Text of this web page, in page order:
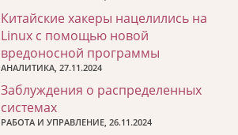
Китайские хакеры нацелились на
Linux с помощью новой
вредоносной программы
АНАЛИТИКА, 27.11.2024
Заблуждения о распределенных
системах
РАБОТА И УПРАВЛЕНИЕ, 26.11.2024